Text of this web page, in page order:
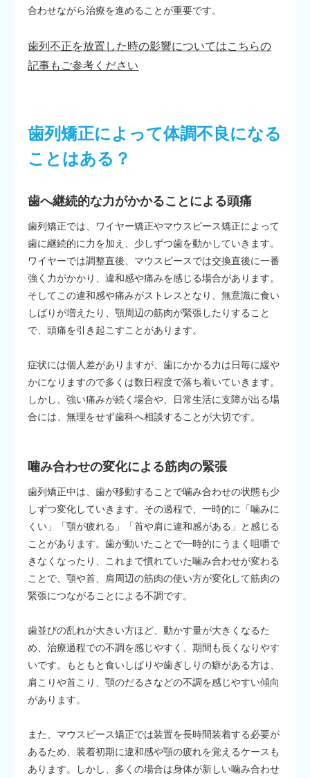
合わせながら治療を進めることが重要です。
歯列不正を放置した時の影響についてはこちらの
記事もご参考ください
歯列矯正によって体調不良になる
ことはある？
歯へ継続的な力がかかることによる頭痛
歯列矯正では、ワイヤー矯正やマウスピース矯正によって
歯に継続的に力を加え、少しずつ歯を動かしていきます。
ワイヤーでは調整直後、マウスピースでは交換直後に一番
強く力がかかり、違和感や痛みを感じる場合があります。
そしてこの違和感や痛みがストレスとなり、無意識に食い
しばりが増えたり、顎周辺の筋肉が緊張したりすること
で、頭痛を引き起こすことがあります。
症状には個人差がありますが、歯にかかる力は日毎に緩や
かになりますので多くは数日程度で落ち着いていきます。
しかし、強い痛みが続く場合や、日常生活に支障が出る場
合には、無理をせず歯科へ相談することが大切です。
噛み合わせの変化による筋肉の緊張
歯列矯正中は、歯が移動することで噛み合わせの状態も少
しずつ変化していきます。その過程で、一時的に「噛みに
くい」「顎が疲れる」「首や肩に違和感がある」と感じる
ことがあります。歯が動いたことで一時的にうまく咀嚼で
きなくなったり、これまで慣れていた噛み合わせが変わる
ことで、顎や首、肩周辺の筋肉の使い方が変化して筋肉の
緊張につながることによる不調です。
歯並びの乱れが大きい方ほど、動かす量が大きくなるた
め、治療過程での不調を感じやすく、期間も長くなりやす
いです。もともと食いしばりや歯ぎしりの癖がある方は、
肩こりや首こり、顎のだるさなどの不調を感じやすい傾向
があります。
また、マウスピース矯正では装置を長時間装着する必要が
あるため、装着初期に違和感や顎の疲れを覚えるケースも
あります。しかし、多くの場合は身体が新しい噛み合わせ